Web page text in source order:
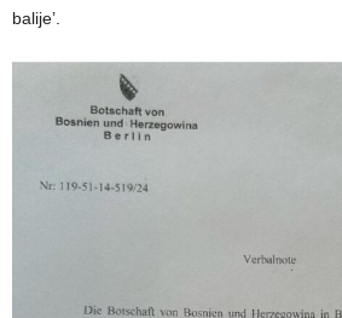
balije’.